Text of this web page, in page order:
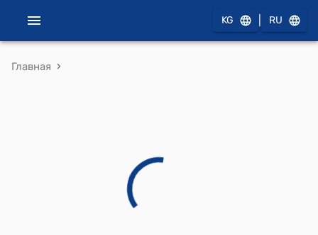
KG RU
Главная ›